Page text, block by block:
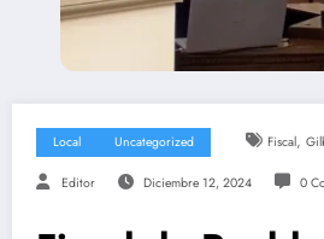
Local Uncategorized Fiscal,
Editor Diciembre 12, 2024 0